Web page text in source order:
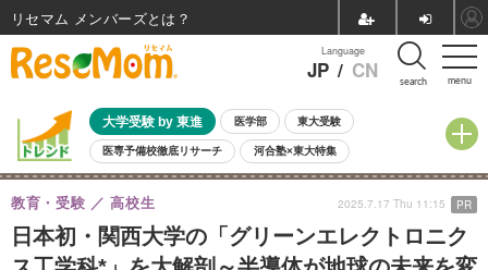
menu
Language
JP / CN search
大学受験 by 東進 医学部 東大受験
医専予備校徹底リサーチ 河合塾×東大特集
親子で考える大学選び 高校受験 中学受験 小学校受験
共通テスト 夏休み
8月開催イベント・WS 全国公立高校 過去問 人気記事
自由研究教材（小学生向け） 自由研究教材（中学生向け） ランキング
日本初・関西大学の「グリーンエレクトロニク
教育・受験 高校生 2025.7.17 Thu 11:15 PR
リセマム メンバーズ